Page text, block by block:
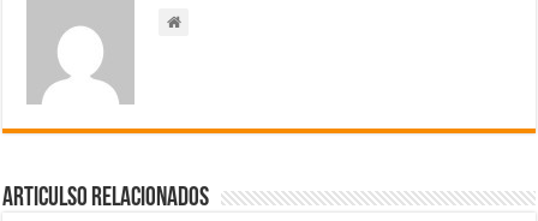
Articulso Relacionados